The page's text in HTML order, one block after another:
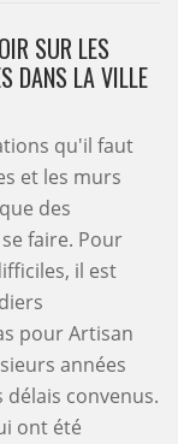
SUR LES
DANS LA VILLE
qu'il faut
et les murs
des
faire. Pour
il est
pour Artisan
années
délais convenus.
ont été